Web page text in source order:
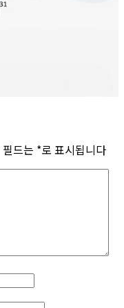
드는 *로 표시됩니다